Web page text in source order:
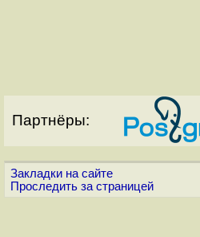
Партнёры:
Закладки на сайте
Проследить за страницей